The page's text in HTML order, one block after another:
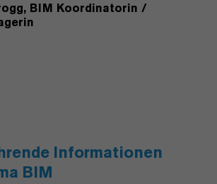
BIM Koordinatorin /
Informationen
BIM